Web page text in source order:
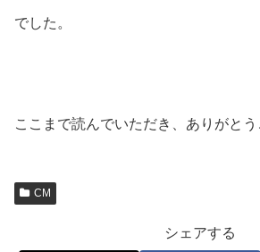
でした。
ここまで読んでいただき、ありがとう
CM
シェアする